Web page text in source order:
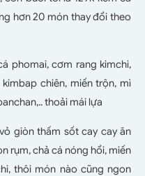
hơn 20 món thay đổi theo
phomai, cơm rang kimchi,
chiên, miến trộn, mì
thoải mái lựa
giòn thấm sốt cay cay ăn
rụm, chả cá nóng hổi, miến
thôi món nào cũng ngon